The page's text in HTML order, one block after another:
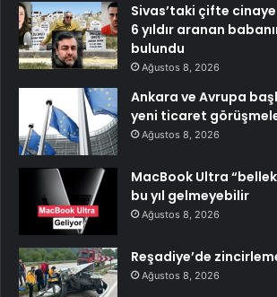
Sivas’taki çifte
6 yıldır aranan
bulundu
Ağustos 8, 2026
Ankara ve Avrupa
yeni ticaret
Ağustos 8, 2026
MacBook Ultra
bu yıl gelmeyebilir
Ağustos 8, 2026
Reşadiye’de
Ağustos 8, 2026